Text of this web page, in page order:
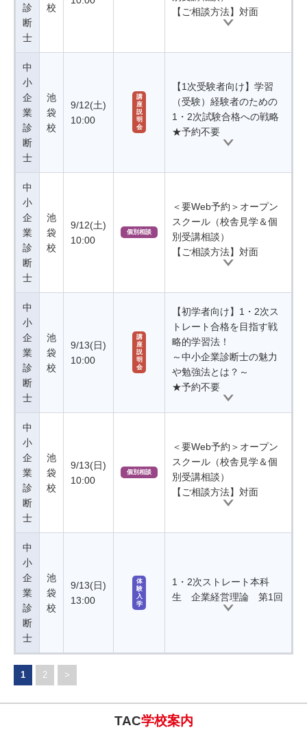
診
断
士
校
【ご相談方法】対面
中
小
企
業
診
断
士
池
袋
校
9/12(土)
10:00
講
座
説
明
会
【1次受験者向け】学習
（受験）経験者のための
1・2次試験合格への戦略
★予約不要
中
小
企
業
診
断
士
池
袋
校
9/12(土)
10:00
個別相談
＜要Web予約＞オープン
スクール（校舎見学＆個
別受講相談）
【ご相談方法】対面
中
小
企
業
診
断
士
池
袋
校
9/13(日)
10:00
講
座
説
明
会
【初学者向け】1・2次ス
トレート合格を目指す戦
略的学習法！
～中小企業診断士の魅力
や勉強法とは？～
★予約不要
中
小
企
業
診
断
士
池
袋
校
9/13(日)
10:00
個別相談
＜要Web予約＞オープン
スクール（校舎見学＆個
別受講相談）
【ご相談方法】対面
中
小
企
業
診
断
士
池
袋
校
9/13(日)
13:00
体
験
入
学
1・2次ストレート本科
生 企業経営理論 第1回
1 2 >
TAC学校案内